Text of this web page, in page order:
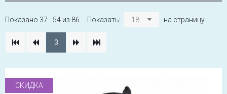
Показано 37 - 54 из 86 Показать: 18 на страницу
3
СКИДКА